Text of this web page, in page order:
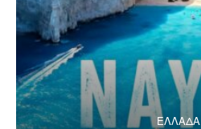
ΕΛΛΑΔΑ